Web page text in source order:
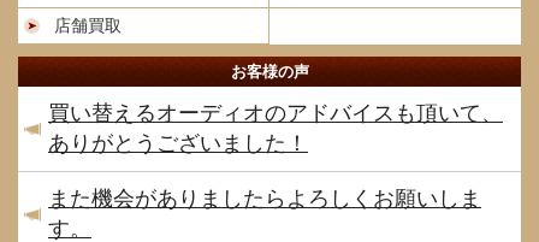
店舗買取
お客様の声
買い替えるオーディオのアドバイスも頂いて、
ありがとうございました！
また機会がありましたらよろしくお願いしま
す。